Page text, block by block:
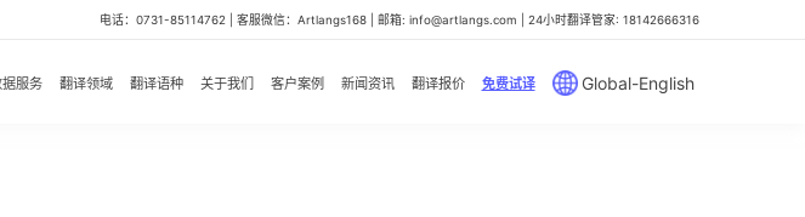
电话：0731-85114762 | 客服微信：Artlangs168 | 邮箱: info@artlangs.com | 24小时翻译管家: 18142666316
服务 翻译领域 翻译语种 关于我们 客户案例 新闻资讯 翻译报价 免费试译 Global-English